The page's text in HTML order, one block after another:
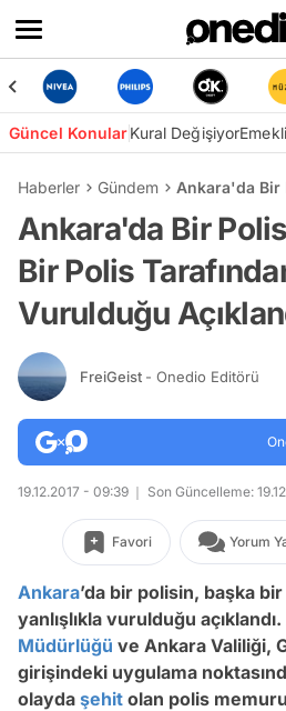
Güncel KonularKural Değişiyor
Haberler Gündem Ankara'da Bir
Ankara'da Bir
Bir Polis
Vurulduğu
FreiGeist - Onedio Editörü
19.12.2017 - 09:39 Son Güncelleme:
Favori Yorum
Ankara’da bir polisin, başka bir
yanlışlıkla vurulduğu açıklandı.
Müdürlüğü ve Ankara Valiliği,
girişindeki uygulama
olayda şehit olan polis